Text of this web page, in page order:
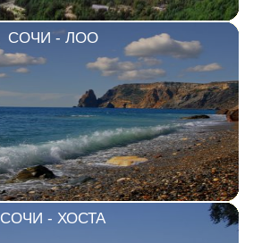
СОЧИ - ЛОО
СОЧИ - ХОСТА